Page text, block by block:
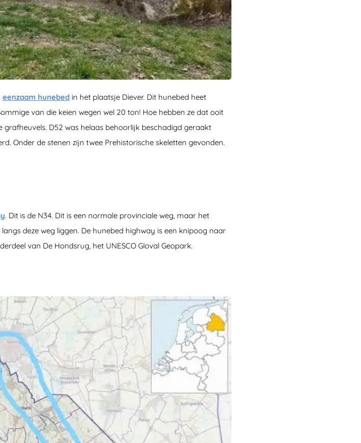
eenzaam hunebed in het plaatsje Diever. Dit hunebed heet
van die keien wegen wel 20 ton! Hoe hebben ze dat ooit
D52 was helaas behoorlijk beschadigd geraakt
Onder de stenen zijn twee Prehistorische skeletten gevonden.
. Dit is de N34. Dit is een normale provinciale weg, maar het
deze weg liggen. De hunebed highway is een knipoog naar
van De Hondsrug, het UNESCO Gloval Geopark.